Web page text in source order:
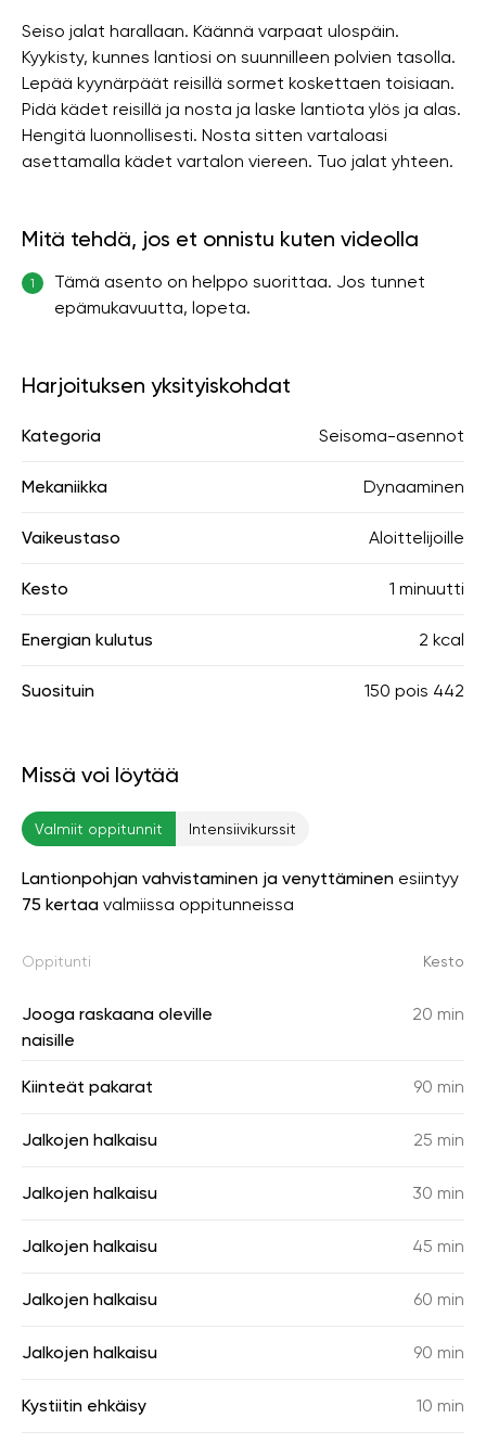
Seiso jalat harallaan. Käännä varpaat ulospäin.
Kyykisty, kunnes lantiosi on suunnilleen polvien tasolla.
Lepää kyynärpäät reisillä sormet koskettaen toisiaan.
Pidä kädet reisillä ja nosta ja laske lantiota ylös ja alas.
Hengitä luonnollisesti. Nosta sitten vartaloasi
asettamalla kädet vartalon viereen. Tuo jalat yhteen.
Mitä tehdä, jos et onnistu kuten videolla
1
Tämä asento on helppo suorittaa. Jos tunnet
epämukavuutta, lopeta.
Harjoituksen yksityiskohdat
Kategoria Seisoma-asennot
Mekaniikka Dynaaminen
Vaikeustaso Aloittelijoille
Kesto 1 minuutti
Energian kulutus 2 kcal
Suosituin 150 pois 442
Missä voi löytää
Valmiit oppitunnit Intensiivikurssit
Lantionpohjan vahvistaminen ja venyttäminen esiintyy
75 kertaa valmiissa oppitunneissa
Oppitunti Kesto
Jooga raskaana oleville
naisille
20 min
Kiinteät pakarat 90 min
Jalkojen halkaisu 25 min
Jalkojen halkaisu 30 min
Jalkojen halkaisu 45 min
Jalkojen halkaisu 60 min
Jalkojen halkaisu 90 min
Kystiitin ehkäisy 10 min